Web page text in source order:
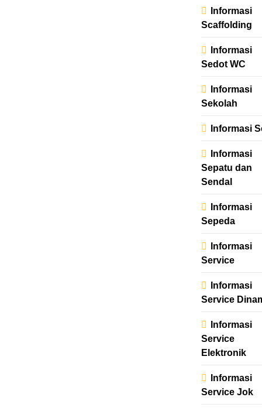
Informasi
Scaffolding
Informasi
Sedot WC
Informasi
Sekolah
Informasi
Informasi
Sepatu dan
Sendal
Informasi
Sepeda
Informasi
Service
Informasi
Service
Informasi
Service
Elektronik
Informasi
Service Jok